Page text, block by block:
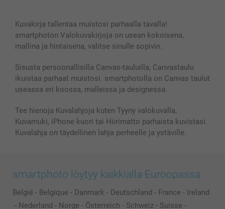
Kännykkä & Tabletti
MyNameBook
Valokuvakehykset & Lisätarvikkeet
Lahjakortti
Kaikki kuvatuotteet
Sivukartta
Ehdot/takuut
smartbonus
Hinnat & maksutavat
Kuvakirja tallentaa muistosi parhaalla tavalla!
smartphoton Valokuvakirjoja on usean kokoisena,
mallina ja hintaisena, valitse sinulle sopivin.
Sisusta persoonallisilla Canvas-tauluilla, Canvastaulu
ikuistaa parhaat muistosi. smartphotolla on Canvas taulut
useassa eri koossa, malleissa ja designessa.
Tee hienoja Kuvalahjoja kuten Tyyny valokuvalla,
Kuvamuki, iPhone kuori tai Hiirimatto parhaista kuvistasi.
Kuvalahja on täydellinen lahja perheelle ja ystäville.
smartphoto löytyy kaikkialla Euroopassa
België - Belgique - Danmark - Deutschland - France - Ireland
- Nederland - Norge - Österreich - Schweiz - Suisse -